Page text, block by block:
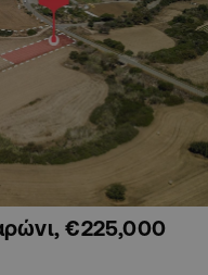
€225,000